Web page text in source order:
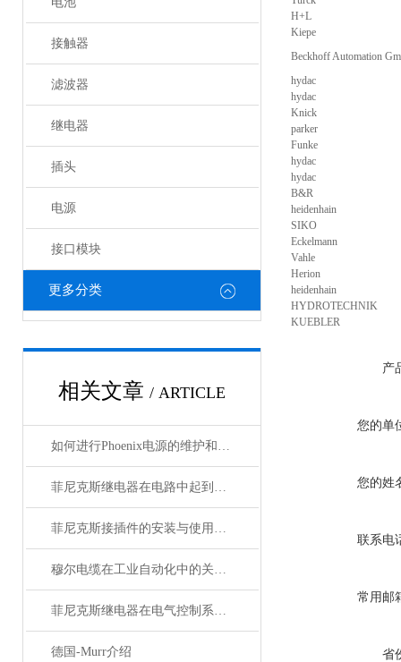
接触器
滤波器
继电器
插头
电源
接口模块
更多分类
相关文章 / ARTICLE
如何进行Phoenix电源的维护和保养？
菲尼克斯继电器在电路中起到什么作用？
菲尼克斯接插件的安装与使用技巧
穆尔电缆在工业自动化中的关键角色
菲尼克斯继电器在电气控制系统中的应用
德国-Murr介绍
H+L
Kiepe
Beckhoff Automation
hydac
hydac
Knick
parker
Funke
hydac
hydac
B&R
heidenhain
SIKO
Eckelmann
Vahle
Herion
heidenhain
HYDROTECHNIK
KUEBLER
产
您的单
您的姓
联系电
常用邮
省